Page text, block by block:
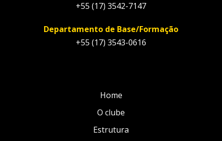
+55 (17) 3542-7147
Departamento de Base/Formação
+55 (17) 3543-0616
Home
O clube
Estrutura